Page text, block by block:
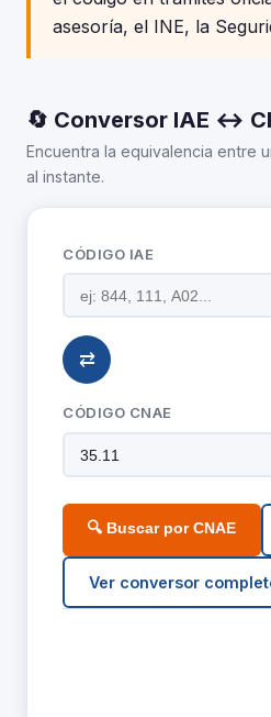
asesoría, el INE, la
🔄 Conversor IAE ↔
Encuentra la equivalencia entre
al instante.
CÓDIGO IAE
⇄
CÓDIGO CNAE
🔍 Buscar por CNAE
Ver conversor